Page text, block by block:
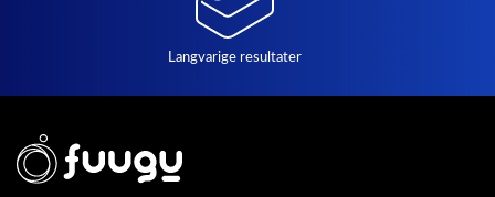
Langvarige resultater